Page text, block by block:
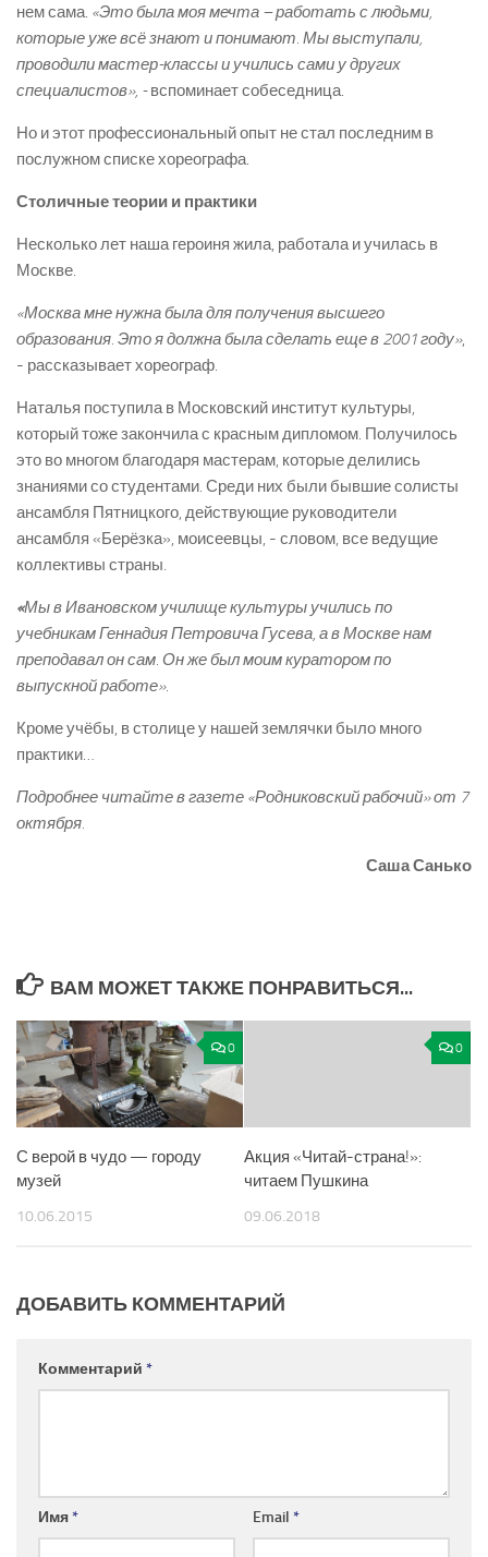
нем сама. «Это была моя мечта – работать с людьми,
которые уже всё знают и понимают. Мы выступали,
проводили мастер-­классы и учились сами у других
специалистов», -­вспоминает собеседница.
Но и этот профессиональный опыт не стал последним в
послужном списке хореографа.
Столичные теории и практики
Несколько лет наша героиня жила, работала и училась в
Москве.
«Москва мне нужна была для получения высшего
образования. Это я должна была сделать еще в 2001 году»,
-­ рассказывает хореограф.
Наталья поступила в Московский институт культуры,
который тоже закончила с красным дипломом. Получилось
это во многом благодаря мастерам, которые делились
знаниями со студентами. Среди них были бывшие солисты
ансамбля Пятницкого, действующие руководители
ансамбля «Берёзка», моисеевцы, ­- словом, все ведущие
коллективы страны.
«Мы в Ивановском училище культуры учились по
учебникам Геннадия Петровича Гусева, а в Москве нам
преподавал он сам. Он же был моим куратором по
выпускной работе».
Кроме учёбы, в столице у нашей землячки было много
практики…
Подробнее читайте в газете «Родниковский рабочий» от 7
октября.
Саша Санько
ВАМ МОЖЕТ ТАКЖЕ ПОНРАВИТЬСЯ...
0
С верой в чудо — городу
музей
10.06.2015
0
Акция «Читай-страна!»:
читаем Пушкина
09.06.2018
ДОБАВИТЬ КОММЕНТАРИЙ
Комментарий *
Имя* Email *